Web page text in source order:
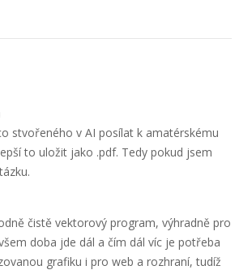
stvořeného v AI posílat k amatérskému
to uložit jako .pdf. Tedy pokud jsem
čistě vektorový program, výhradně pro
doba jde dál a čím dál víc je potřeba
grafiku i pro web a rozhraní, tudíž